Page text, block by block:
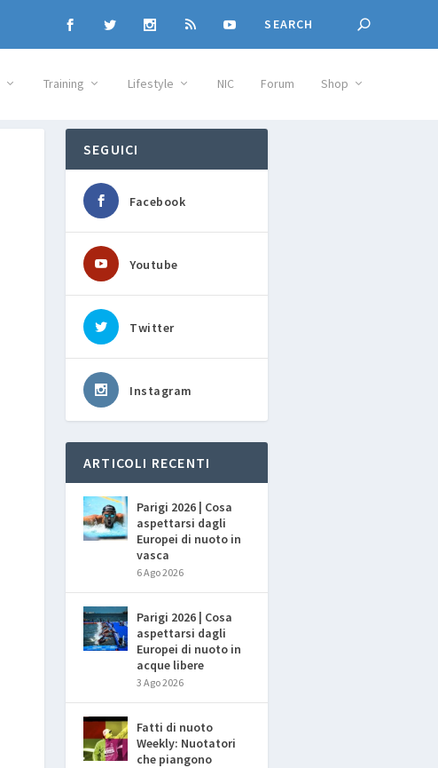
Training Lifestyle NIC Forum Shop
SEGUICI
Facebook
Youtube
Twitter
Instagram
ARTICOLI RECENTI
Parigi 2026 | Cosa
aspettarsi dagli
Europei di nuoto in
vasca
6 Ago 2026
Parigi 2026 | Cosa
aspettarsi dagli
Europei di nuoto in
acque libere
3 Ago 2026
Fatti di nuoto
Weekly: Nuotatori
che piangono